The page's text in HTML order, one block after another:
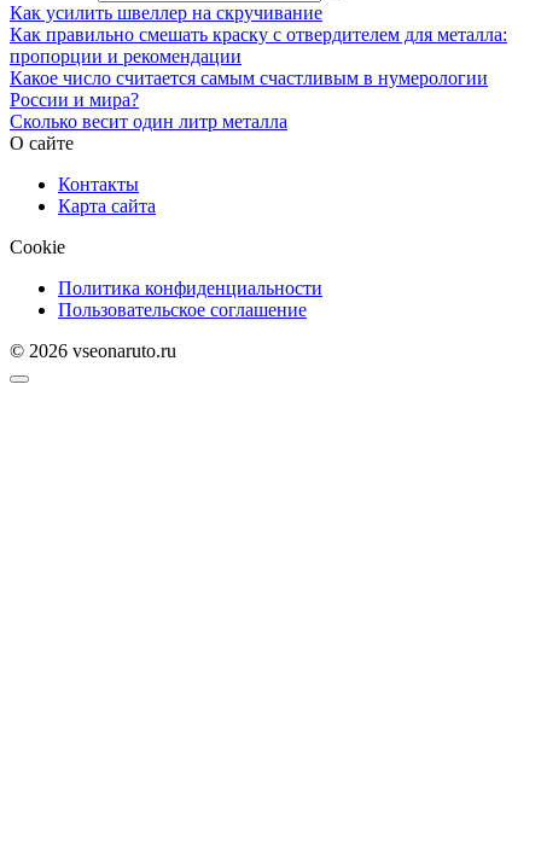
Как усилить швеллер на скручивание
Как правильно смешать краску с отвердителем для металла:
пропорции и рекомендации
Какое число считается самым счастливым в нумерологии
России и мира?
Сколько весит один литр металла
О сайте
Контакты
Карта сайта
Cookie
Политика конфиденциальности
Пользовательское соглашение
© 2026 vseonaruto.ru